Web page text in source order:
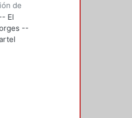
de
;
;
El
--